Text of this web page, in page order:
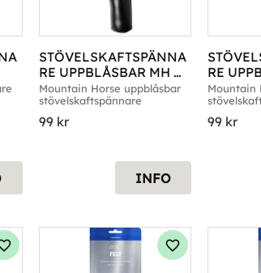
STÖVELSKAFTSPÄNNA
RE UPPBLÅSBAR MH
37-40
Mountain Horse uppblåsbar
stövelskaftspännare
99kr
INFO
RE
41-43
Mountain
99 kr
Lägg till i favoriter Lägg till i